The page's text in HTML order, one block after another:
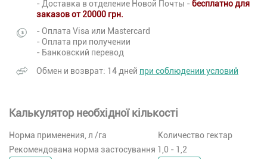
- Доставка в отделение Новой Почты - бесплатно для
заказов от 20000 грн.
- Оплата Visa или Mastercard
- Оплата при получении
- Банковский перевод
Обмен и возврат: 14 дней при соблюдении условий
Калькулятор необхідної кількості
Норма применения, л /га
Количество гектар
Рекомендована норма застосування 1,0 - 1,2